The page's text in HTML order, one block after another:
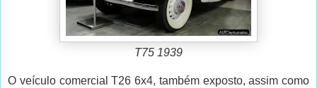
T75 1939
O veículo comercial T26 6x4, também exposto, assim como